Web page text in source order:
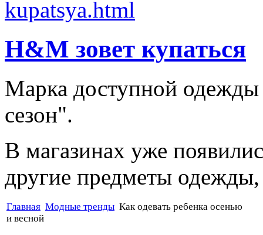
H&M зовет купаться
Марка доступной
сезон".
В магазинах уже
другие предметы
Главная Модные тренды Как одевать ребенка осенью
и весной